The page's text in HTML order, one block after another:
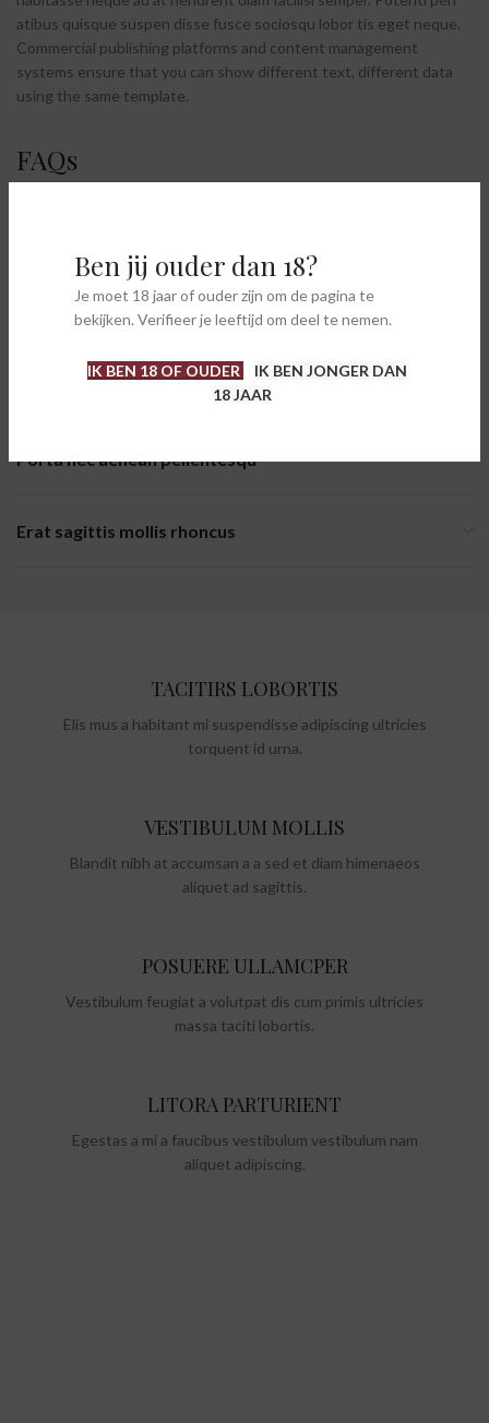
Ben jij ouder dan 18?
Je moet 18 jaar of ouder zijn om de pagina te
bekijken. Verifieer je leeftijd om deel te nemen.
IK BEN 18 OF OUDER
IK BEN JONGER DAN
18 JAAR
atibus quisque suspen disse fusce sociosqu lobor tis eget neque.
Commercial publishing platforms and content management
systems ensure that you can show different text, different data
using the same template.
FAQs
Sodales quisque in torquent a consectetur lobortis vestibulum
consectetur metus a a interdum odio orci a est parturient nisi
pharetra vivamus a commodo tellus. Est non arcu a.
Justo ad nullam scelerisque fel
Porta nec aenean pellentesqu
Erat sagittis mollis rhoncus
TACITIRS LOBORTIS
Elis mus a habitant mi suspendisse adipiscing ultricies
torquent id urna.
VESTIBULUM MOLLIS
Blandit nibh at accumsan a a sed et diam himenaeos
aliquet ad sagittis.
POSUERE ULLAMCPER
Vestibulum feugiat a volutpat dis cum primis ultricies
massa taciti lobortis.
LITORA PARTURIENT
Egestas a mi a faucibus vestibulum vestibulum nam
aliquet adipiscing.